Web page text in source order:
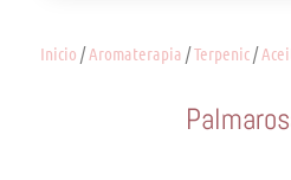
Inicio /Aromaterapia /Terpenic/